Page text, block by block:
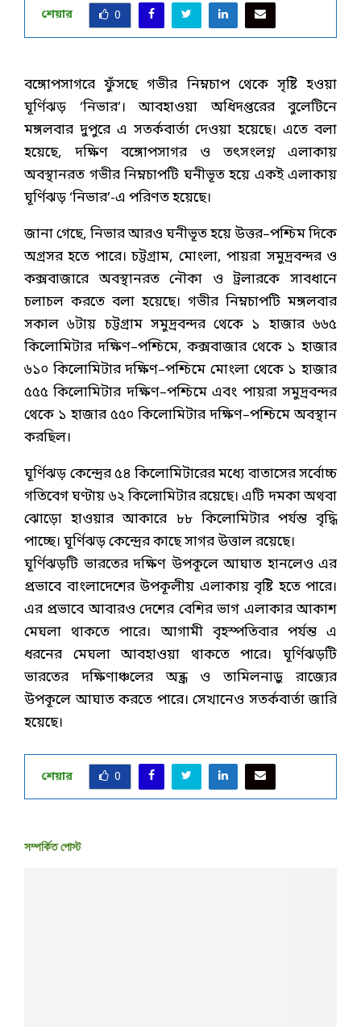
শেয়ার 0
বঙ্গোপসাগরে ফুঁসছে গভীর নিম্নচাপ থেকে সৃষ্টি হওয়া
ঘূর্ণিঝড় ‘নিভার’। আবহাওয়া অধিদপ্তরের বুলেটিনে
মঙ্গলবার দুপুরে এ সতর্কবার্তা দেওয়া হয়েছে। এতে বলা
হয়েছে, দক্ষিণ বঙ্গোপসাগর ও তৎসংলগ্ন এলাকায়
অবস্থানরত গভীর নিম্নচাপটি ঘনীভূত হয়ে একই এলাকায়
ঘূর্ণিঝড় ‘নিভার’-এ পরিণত হয়েছে।
জানা গেছে, নিভার আরও ঘনীভূত হয়ে উত্তর–পশ্চিম দিকে
অগ্রসর হতে পারে। চট্টগ্রাম, মোংলা, পায়রা সমুদ্রবন্দর ও
কক্সবাজারে অবস্থানরত নৌকা ও ট্রলারকে সাবধানে
চলাচল করতে বলা হয়েছে। গভীর নিম্নচাপটি মঙ্গলবার
সকাল ৬টায় চট্টগ্রাম সমুদ্রবন্দর থেকে ১ হাজার ৬৬৫
কিলোমিটার দক্ষিণ–পশ্চিমে, কক্সবাজার থেকে ১ হাজার
৬১০ কিলোমিটার দক্ষিণ–পশ্চিমে মোংলা থেকে ১ হাজার
৫৫৫ কিলোমিটার দক্ষিণ–পশ্চিমে এবং পায়রা সমুদ্রবন্দর
থেকে ১ হাজার ৫৫০ কিলোমিটার দক্ষিণ–পশ্চিমে অবস্থান
করছিল।
ঘূর্ণিঝড় কেন্দ্রের ৫৪ কিলোমিটারের মধ্যে বাতাসের সর্বোচ্চ
গতিবেগ ঘণ্টায় ৬২ কিলোমিটার রয়েছে। এটি দমকা অথবা
ঝোড়ো হাওয়ার আকারে ৮৮ কিলোমিটার পর্যন্ত বৃদ্ধি
পাচ্ছে। ঘূর্ণিঝড় কেন্দ্রের কাছে সাগর উত্তাল রয়েছে।
ঘূর্ণিঝড়টি ভারতের দক্ষিণ উপকূলে আঘাত হানলেও এর
প্রভাবে বাংলাদেশের উপকূলীয় এলাকায় বৃষ্টি হতে পারে।
এর প্রভাবে আবারও দেশের বেশির ভাগ এলাকার আকাশ
মেঘলা থাকতে পারে। আগামী বৃহস্পতিবার পর্যন্ত এ
ধরনের মেঘলা আবহাওয়া থাকতে পারে। ঘূর্ণিঝড়টি
ভারতের দক্ষিণাঞ্চলের অন্ধ্র ও তামিলনাড়ু রাজ্যের
উপকূলে আঘাত করতে পারে। সেখানেও সতর্কবার্তা জারি
হয়েছে।
শেয়ার 0
সম্পর্কিত পোস্ট